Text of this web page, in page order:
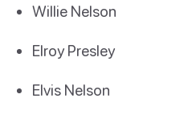
Willie Nelson
Elroy Presley
Elvis Nelson